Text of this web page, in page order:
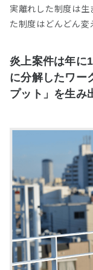
実離れした制度は
た制度はどんどん変
炎上案件は年に
に分解したワー
プット」を生み